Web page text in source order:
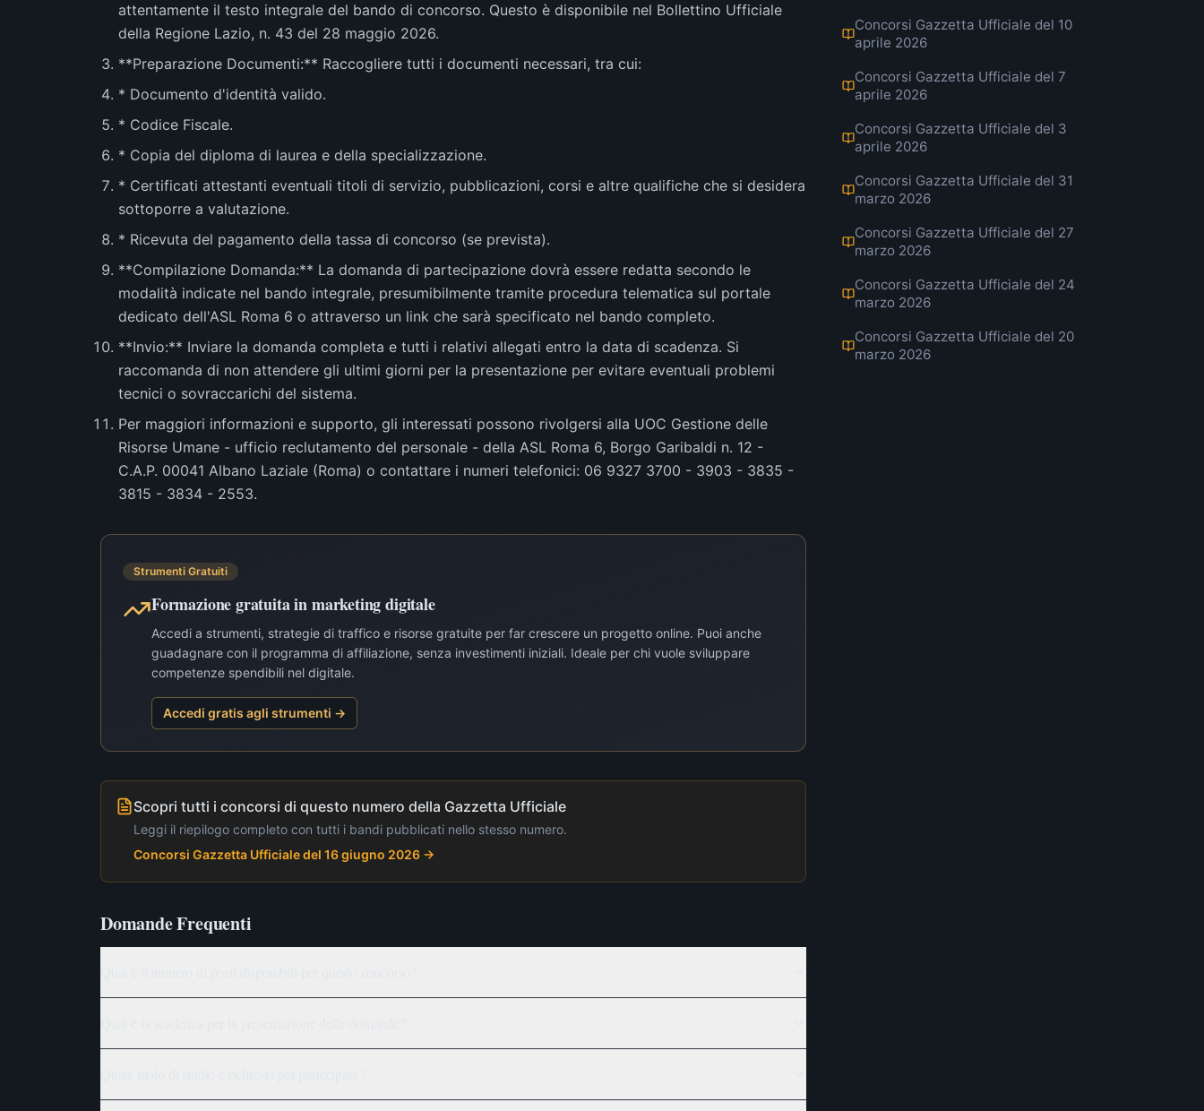
attentamente il testo integrale del bando di concorso. Questo è disponibile nel Bollettino Ufficiale
della Regione Lazio, n. 43 del 28 maggio 2026.
**Preparazione Documenti:** Raccogliere tutti i documenti necessari, tra cui:
* Documento d'identità valido.
* Codice Fiscale.
* Copia del diploma di laurea e della specializzazione.
* Certificati attestanti eventuali titoli di servizio, pubblicazioni, corsi e altre qualifiche che si desidera
sottoporre a valutazione.
* Ricevuta del pagamento della tassa di concorso (se prevista).
**Compilazione Domanda:** La domanda di partecipazione dovrà essere redatta secondo le
modalità indicate nel bando integrale, presumibilmente tramite procedura telematica sul portale
dedicato dell'ASL Roma 6 o attraverso un link che sarà specificato nel bando completo.
**Invio:** Inviare la domanda completa e tutti i relativi allegati entro la data di scadenza. Si
raccomanda di non attendere gli ultimi giorni per la presentazione per evitare eventuali problemi
tecnici o sovraccarichi del sistema.
Per maggiori informazioni e supporto, gli interessati possono rivolgersi alla UOC Gestione delle
Risorse Umane - ufficio reclutamento del personale - della ASL Roma 6, Borgo Garibaldi n. 12 -
C.A.P. 00041 Albano Laziale (Roma) o contattare i numeri telefonici: 06 9327 3700 - 3903 - 3835 -
3815 - 3834 - 2553.
Strumenti Gratuiti
Formazione gratuita in marketing digitale
Accedi a strumenti, strategie di traffico e risorse gratuite per far crescere un progetto online. Puoi anche
guadagnare con il programma di affiliazione, senza investimenti iniziali. Ideale per chi vuole sviluppare
competenze spendibili nel digitale.
Accedi gratis agli strumenti →
Scopri tutti i concorsi di questo numero della Gazzetta Ufficiale
Leggi il riepilogo completo con tutti i bandi pubblicati nello stesso numero.
Concorsi Gazzetta Ufficiale del 16 giugno 2026 →
Domande Frequenti
Concorsi Gazzetta Ufficiale del 10
aprile 2026
Concorsi Gazzetta Ufficiale del 7
aprile 2026
Concorsi Gazzetta Ufficiale del 3
aprile 2026
Concorsi Gazzetta Ufficiale del 31
marzo 2026
Concorsi Gazzetta Ufficiale del 27
marzo 2026
Concorsi Gazzetta Ufficiale del 24
marzo 2026
Concorsi Gazzetta Ufficiale del 20
marzo 2026